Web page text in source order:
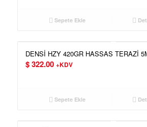
Sepete Ekle
DENSİ HZY 420GR HASSAS TERAZİ
$322.00 +KDV
Sepete Ekle